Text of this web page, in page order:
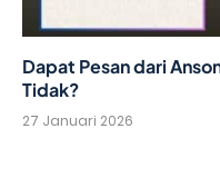
Dapat Pesan dari
Tidak?
27 Januari 2026